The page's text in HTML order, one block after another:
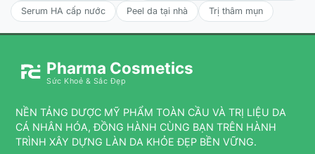
Serum HA cấp nước
Peel da tại nhà Trị thâm mụn
Pharma Cosmetics
Sức Khoẻ & Sắc Đẹp
NỀN TẢNG DƯỢC MỸ PHẨM TOÀN CẦU VÀ TRỊ LIỆU DA
CÁ NHÂN HÓA, ĐỒNG HÀNH CÙNG BẠN TRÊN HÀNH
TRÌNH XÂY DỰNG LÀN DA KHỎE ĐẸP BỀN VỮNG.